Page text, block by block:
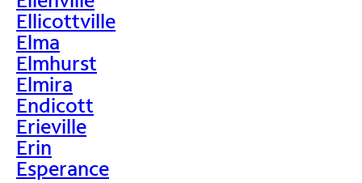
Ellicottville
Elma
Elmhurst
Elmira
Endicott
Erieville
Erin
Esperance